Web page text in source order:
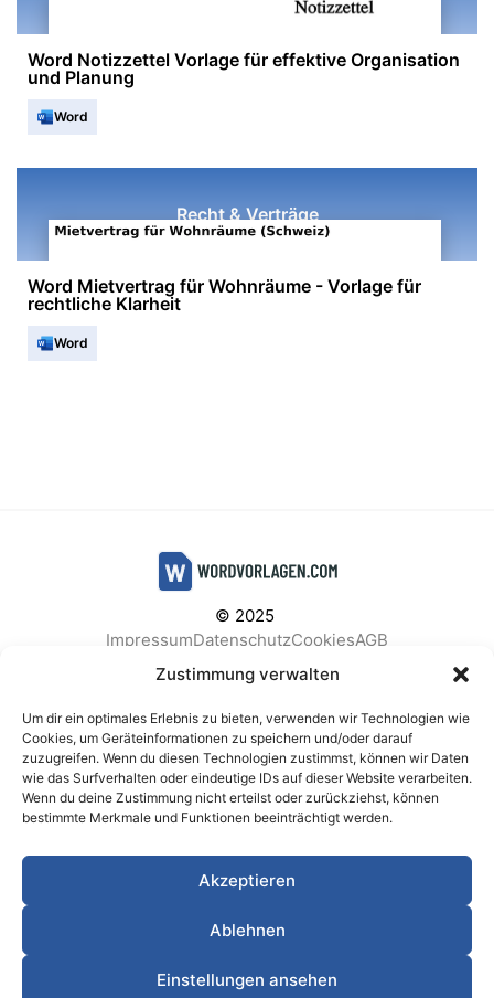
Zustimmung verwalten
Um dir ein optimales Erlebnis zu bieten, verwenden wir Technologien wie
Cookies, um Geräteinformationen zu speichern und/oder darauf
zuzugreifen. Wenn du diesen Technologien zustimmst, können wir Daten
wie das Surfverhalten oder eindeutige IDs auf dieser Website verarbeiten.
Wenn du deine Zustimmung nicht erteilst oder zurückziehst, können
bestimmte Merkmale und Funktionen beeinträchtigt werden.
Akzeptieren
Ablehnen
Einstellungen ansehen
Word Notizzettel Vorlage für effektive Organisation
und Planung
Word
Recht & Verträge
Word Mietvertrag für Wohnräume - Vorlage für
rechtliche Klarheit
Word
© 2025
ImpressumDatenschutzCookiesAGB
Facebook
Instagram
BELIEBTE KATEGORIEN
Berichte & Analysen Business
Einkauf & Beschaffung
Gesundheit & Vorsorge
Meetings & Protokolle
Personal & HR
Planung & Strategie